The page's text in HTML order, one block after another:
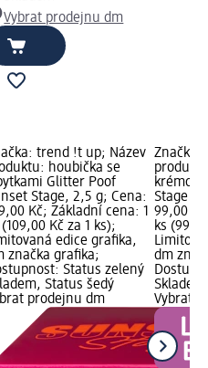
Vybrat prodejnu dm
trend !t up; Název
houbička se
Glitter Poof
Stage, 2,5 g; Cena:
Kč; Základní cena: 1
(109,00 Kč za 1 ks);
edice grafika,
značka grafika;
Status zelený
Status šedý
prodejnu dm
Značka:
Stage
99,00
ks
dm
Vybrat